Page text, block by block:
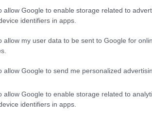
allow Google to enable storage related to
identifiers in apps.
allow my user data to be sent to Google for
allow Google to send me personalized
allow Google to enable storage related to
identifiers in apps.
από όσες προϋπήρχαν». Ο κ.
η κ. Λινού και συνέχισε
το κόμμα. Είναι
της πλέον είναι